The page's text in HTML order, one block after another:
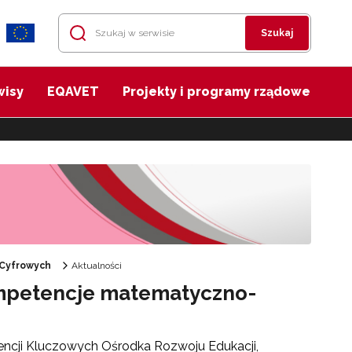
Szukaj
EQAVET Projekty i programy rządowe
Aktualności
matematyczno-
Kluczowych Ośrodka Rozwoju Edukacji,